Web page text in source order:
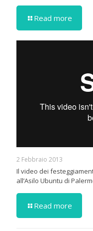
Read more
2 Febbraio 2013
Il video dei
all’Asilo Ubuntu di
Read more